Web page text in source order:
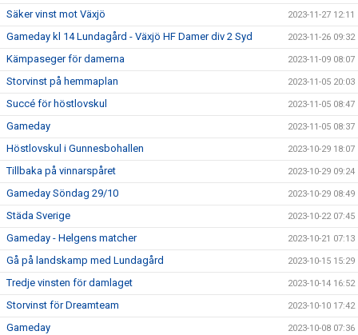
Säker vinst mot Växjö 2023-11-27 12:11
Gameday kl 14 Lundagård - Växjö HF Damer div 2 Syd 2023-11-26 09:32
Kämpaseger för damerna 2023-11-09 08:07
Storvinst på hemmaplan 2023-11-05 20:03
Succé för höstlovskul 2023-11-05 08:47
Gameday 2023-11-05 08:37
Höstlovskul i Gunnesbohallen 2023-10-29 18:07
Tillbaka på vinnarspåret 2023-10-29 09:24
Gameday Söndag 29/10 2023-10-29 08:49
Städa Sverige 2023-10-22 07:45
Gameday - Helgens matcher 2023-10-21 07:13
Gå på landskamp med Lundagård 2023-10-15 15:29
Tredje vinsten för damlaget 2023-10-14 16:52
Storvinst för Dreamteam 2023-10-10 17:42
Gameday 2023-10-08 07:36